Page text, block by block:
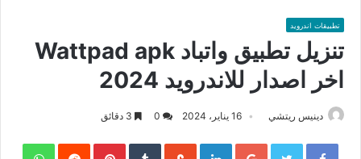
تطبيقات اندرويد
تنزيل تطبيق واتباد Wattpad apk
اخر اصدار للاندرويد 2024
دينيس ريتشي 16 يناير، 2024
Facebook
Twitter
Google+
LinkedIn
Pinterest